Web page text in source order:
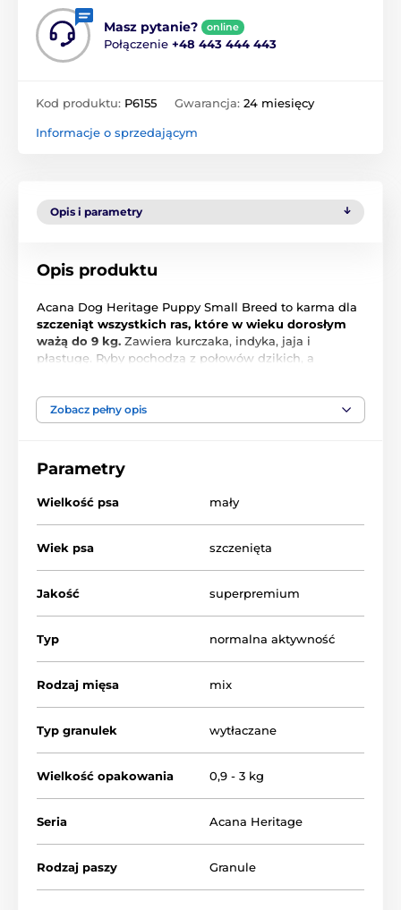
Masz pytanie? online
Połączenie +48 443 444 443
Kod produktu: P6155 Gwarancja: 24 miesięcy
Informacje o sprzedającym
Opis i parametry
Opis produktu
Acana Dog Heritage Puppy Small Breed to karma dla
szczeniąt wszystkich ras, które w wieku dorosłym
ważą do 9 kg. Zawiera kurczaka, indyka, jaja i
płastugę. Ryby pochodzą z połowów dzikich, a
zdrowy rozwój Twojego szczeniaka.
Główne zalety:
Skład o wysokiej zawartości składników
pochodzenia zwierzęcego, odpowiedni dla małych
Małe granulki + wyższa wartość energetyczna.
Zobacz pełny opis
Parametry
Wielkość psa mały
Wiek psa szczenięta
Jakość superpremium
Typ normalna aktywność
Rodzaj mięsa mix
Typ granulek wytłaczane
Wielkość opakowania 0,9 - 3 kg
Seria Acana Heritage
Rodzaj paszy Granule